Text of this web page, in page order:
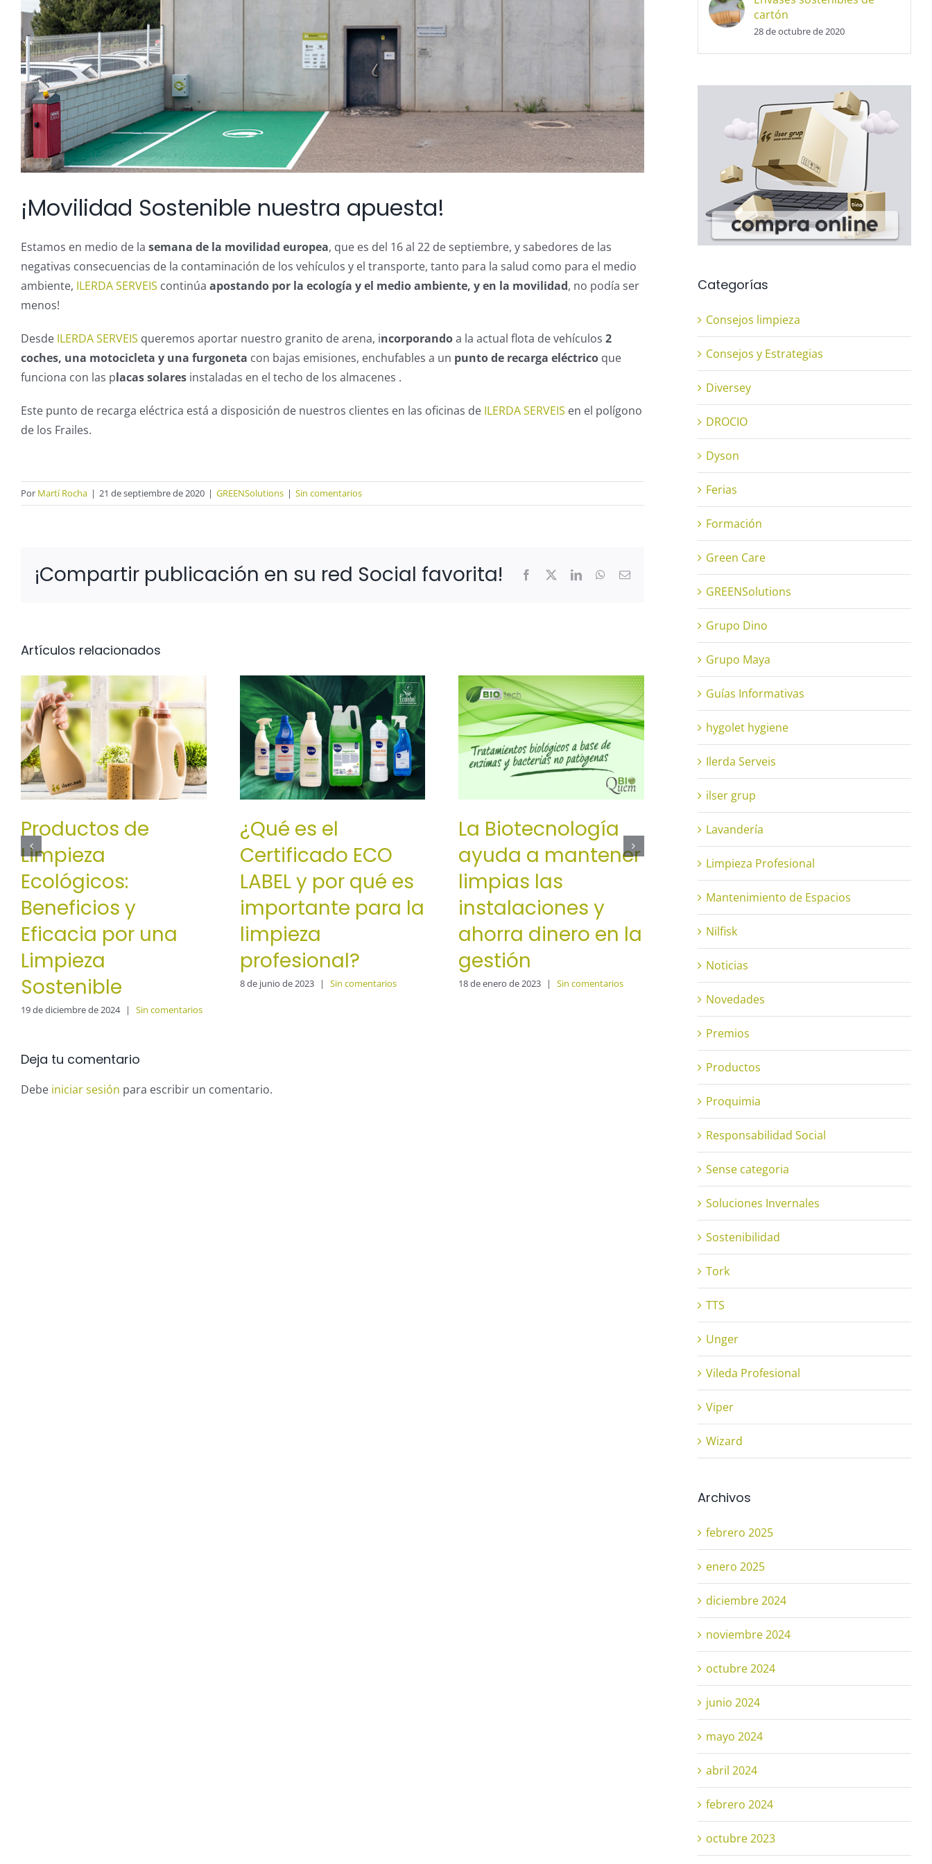
¡Movilidad Sostenible nuestra apuesta!
Estamos en medio de la semana de la movilidad europea, que es del 16 al 22 de septiembre, y sabedores de las
negativas consecuencias de la contaminación de los vehículos y el transporte, tanto para la salud como para el medio
ambiente, ILERDA SERVEIS continúa apostando por la ecología y el medio ambiente, y en la movilidad, no podía ser
menos!
Desde ILERDA SERVEIS queremos aportar nuestro granito de arena, incorporandoa la actual flota de vehículos 2
coches, una motocicleta y una furgoneta con bajas emisiones, enchufables a un punto de recarga eléctricoque
funciona con las placas solaresinstaladas en el techo de los almacenes .
Este punto de recarga eléctrica está a disposición de nuestros clientes en las oficinas de ILERDA SERVEIS en el polígono
de los Frailes.
Por Martí Rocha | 21 de septiembre de 2020 | GREENSolutions | Sin comentarios
¡Compartir publicación en su red Social favorita! Facebook
X LinkedInWhatsApp
Correo
Artículos relacionados
Productos de
Limpieza
Ecológicos:
Beneficios y
Eficacia por una
Limpieza
Sostenible
19 de diciembre de 2024 | Sin comentarios
¿Qué es el
Certificado ECO
LABEL y por qué es
importante para la
limpieza
profesional?
8 de junio de 2023 | Sin comentarios
La Biotecnología
ayuda a mantener
limpias las
instalaciones y
ahorra dinero en la
gestión
18 de enero de 2023 | Sin comentarios
Nueva Ley de
Residuos y Suelos
Contaminados
20 de mayo de 2022 | Sin comentarios
Deja tu comentario
Debe iniciar sesión para escribir un comentario.
cartón
28 de octubre de 2020
Categorías
Consejos limpieza
Consejos y Estrategias
Diversey
DROCIO
Dyson
Ferias
Formación
Green Care
GREENSolutions
Grupo Dino
Grupo Maya
Guías Informativas
hygolet hygiene
Ilerda Serveis
ilser grup
Lavandería
Limpieza Profesional
Mantenimiento de Espacios
Nilfisk
Noticias
Novedades
Premios
Productos
Proquimia
Responsabilidad Social
Sense categoria
Soluciones Invernales
Sostenibilidad
Tork
TTS
Unger
Vileda Profesional
Viper
Wizard
Archivos
febrero 2025
enero 2025
diciembre 2024
noviembre 2024
octubre 2024
junio 2024
mayo 2024
abril 2024
febrero 2024
octubre 2023